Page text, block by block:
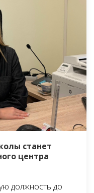
станет
центра
должность до